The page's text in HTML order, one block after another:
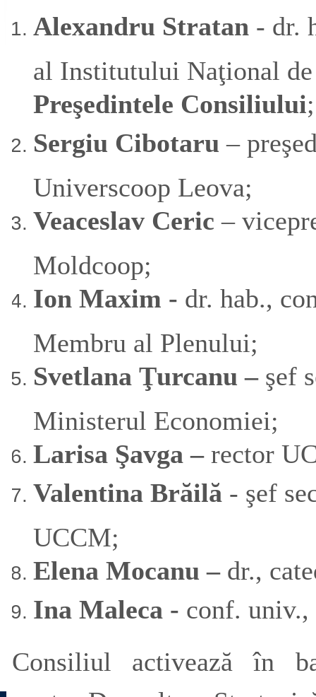
Alexandru Stratan - dr.
al Institutului Naţional
Preşedintele Consiliului;
Sergiu Cibotaru –
Universcoop Leova;
Veaceslav Ceric –
Moldcoop;
Ion Maxim - dr. hab.,
Membru al Plenului;
Svetlana Ţurcanu – şef
Ministerul Economiei;
Larisa Şavga – rector
Valentina Brăilă - şef
UCCM;
Elena Mocanu –dr.,
Ina Maleca - conf. univ.,
Consiliul activează în